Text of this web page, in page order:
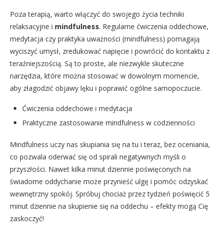
Poza terapią, warto włączyć do swojego życia techniki
relaksacyjne i mindfulness. Regularne ćwiczenia oddechowe,
medytacja czy praktyka uważności (mindfulness) pomagają
wyciszyć umysł, zredukować napięcie i powrócić do kontaktu z
teraźniejszością. Są to proste, ale niezwykle skuteczne
narzędzia, które można stosować w dowolnym momencie,
aby złagodzić objawy lęku i poprawić ogólne samopoczucie.
Ćwiczenia oddechowe i medytacja
Praktyczne zastosowanie mindfulness w codzienności
Mindfulness uczy nas skupiania się na tu i teraz, bez oceniania,
co pozwala oderwać się od spirali negatywnych myśli o
przyszłości. Nawet kilka minut dziennie poświęconych na
świadome oddychanie może przynieść ulgę i pomóc odzyskać
wewnętrzny spokój. Spróbuj chociaż przez tydzień poświęcić 5
minut dziennie na skupienie się na oddechu – efekty mogą Cię
zaskoczyć!